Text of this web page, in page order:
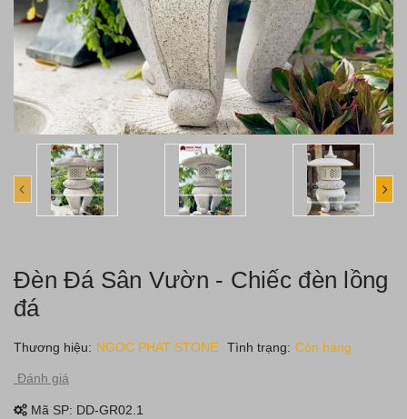
Đèn Đá Sân Vườn - Chiếc đèn lồng
đá
Thương hiệu: NGOC PHAT STONE Tình trạng: Còn hàng
Đánh giá
Mã SP: DD-GR02.1